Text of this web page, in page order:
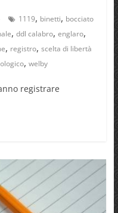
1119, binetti, bocciato
, ddl calabro, englaro,
, registro, scelta di libertà
, welby
registrare